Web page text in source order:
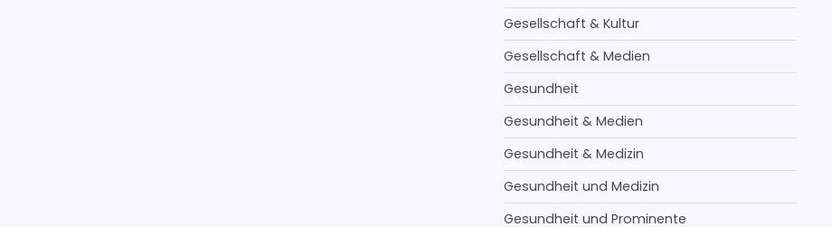
Gesellschaft & Kultur
Gesellschaft & Medien
Gesundheit
Gesundheit & Medien
Gesundheit & Medizin
Gesundheit und Medizin
Gesundheit und Prominente